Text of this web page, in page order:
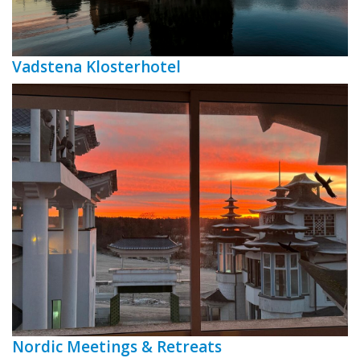
Vadstena Klosterhotel
Nordic Meetings & Retreats